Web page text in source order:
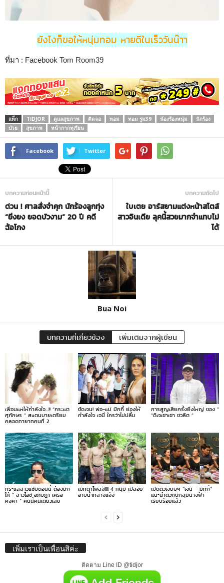
ยังไงก็ขอให้หนุ่มทอม หายดีในเร็ววันน๊าา
ที่มา : Facebook Tom Room39
แท็ก TIDJOR ดูแลสุขภาพ ติดจอ ทอม ทอม รูม39 น้องร้องหนุ่ม
นักร้อง
ป่วย
สุขภาพ หน้ากากทุเรียน
Facebook Twitter
บทความก่อนหน้านี้
ด่วน ! ศาลสั่งจำคุก นักร้องลูกทุ่ง
“ยิ่งยง ยอดบัวงาม” 20 ปี คดี
ฉ้อโกง
บทความถัดไป
ใบเตย อาร์สยามแต่งหน้าสไตล์
สาวอินเดีย ลุคนี้สวยมากจำแทบไม่
ได้
Bua Noi
บทความที่เกี่ยวข้อง เพิ่มเติมจากผู้เขียน
เพื่อนแห่ให้กำลังใจ…!! “กระแต
ศุภักษร ” สแตนบายเตรียม
คลอดทายาทคนที่ 2
ชัดเจน! พ่อ-แม่ มิกกี้ ย่องให้
กำลังใจ เจนี่ ใครว่าไม่ปลื้ม
การสูญเสียครั้งยิ่งใหญ่ ของ ”
“ดีเจเชาเชา ชวลิต ”
กระแสสาวแซ่บตอนนี้ ต้องยก
ให้ ” สาวไอซ์ อภิษฎา เครือ
คงคา ” คนนี้คนเดียวเลย
เบิกตาโพลง!!!! 4 หนุ่ม เปลือย
อาบน้ำกลางแจ้ง
เปิดตัวเงียบๆ “เจนี่ – มิกกี้”
แนะนำตัวกับกลุ่มนางฟ้า
เรียบร้อยแล้ว
เพิ่มเราเป็นเพื่อนสิค่ะ
ติดตาม Line ID @tidjor